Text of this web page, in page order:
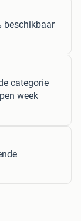
beschikbaar
categorie
week